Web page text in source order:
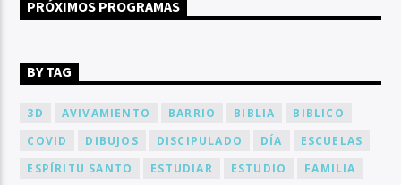
PRÓXIMOS PROGRAMAS
BY TAG
3D AVIVAMIENTO BARRIO BIBLIA
BIBLICO
COVID
DIBUJOS DISCIPULADO DÍA
ESCUELAS
ESPÍRITU SANTO
ESTUDIAR ESTUDIO
FAMILIA